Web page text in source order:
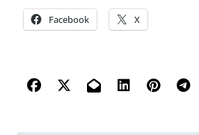
Facebook X